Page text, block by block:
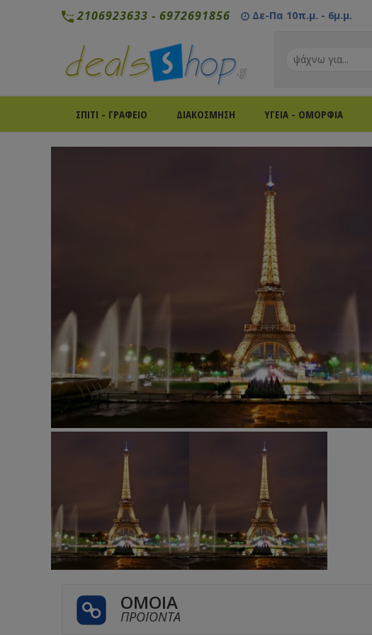
2106923633 - 6972691856 Δε-Πα 10π.μ. - 6μ.μ.
ΣΠΙΤΙ - ΓΡΑΦΕΙΟ ΔΙΑΚΟΣΜΗΣΗ ΥΓΕΙΑ - ΟΜΟΡΦΙΑ
ΌΜΟΙΑ
ΠΡΟΪΌΝΤΑ